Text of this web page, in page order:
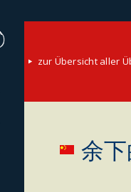
zur Übersicht aller
余下